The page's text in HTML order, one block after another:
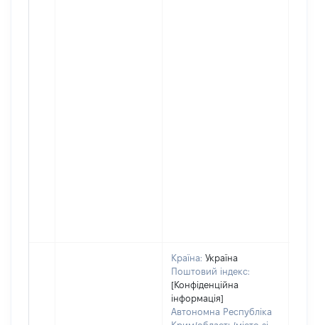
Країна: Україна
Поштовий індекс:
[Конфіденційна
інформація]
Автономна Республіка